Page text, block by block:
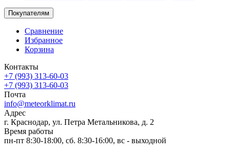
Покупателям
Сравнение
Избранное
Корзина
Контакты
+7 (993) 313-60-03
+7 (993) 313-60-03
Почта
info@meteorklimat.ru
Адрес
г. Краснодар, ул. Петра Метальникова, д. 2
Время работы
пн-пт 8:30-18:00, сб. 8:30-16:00, вс - выходной